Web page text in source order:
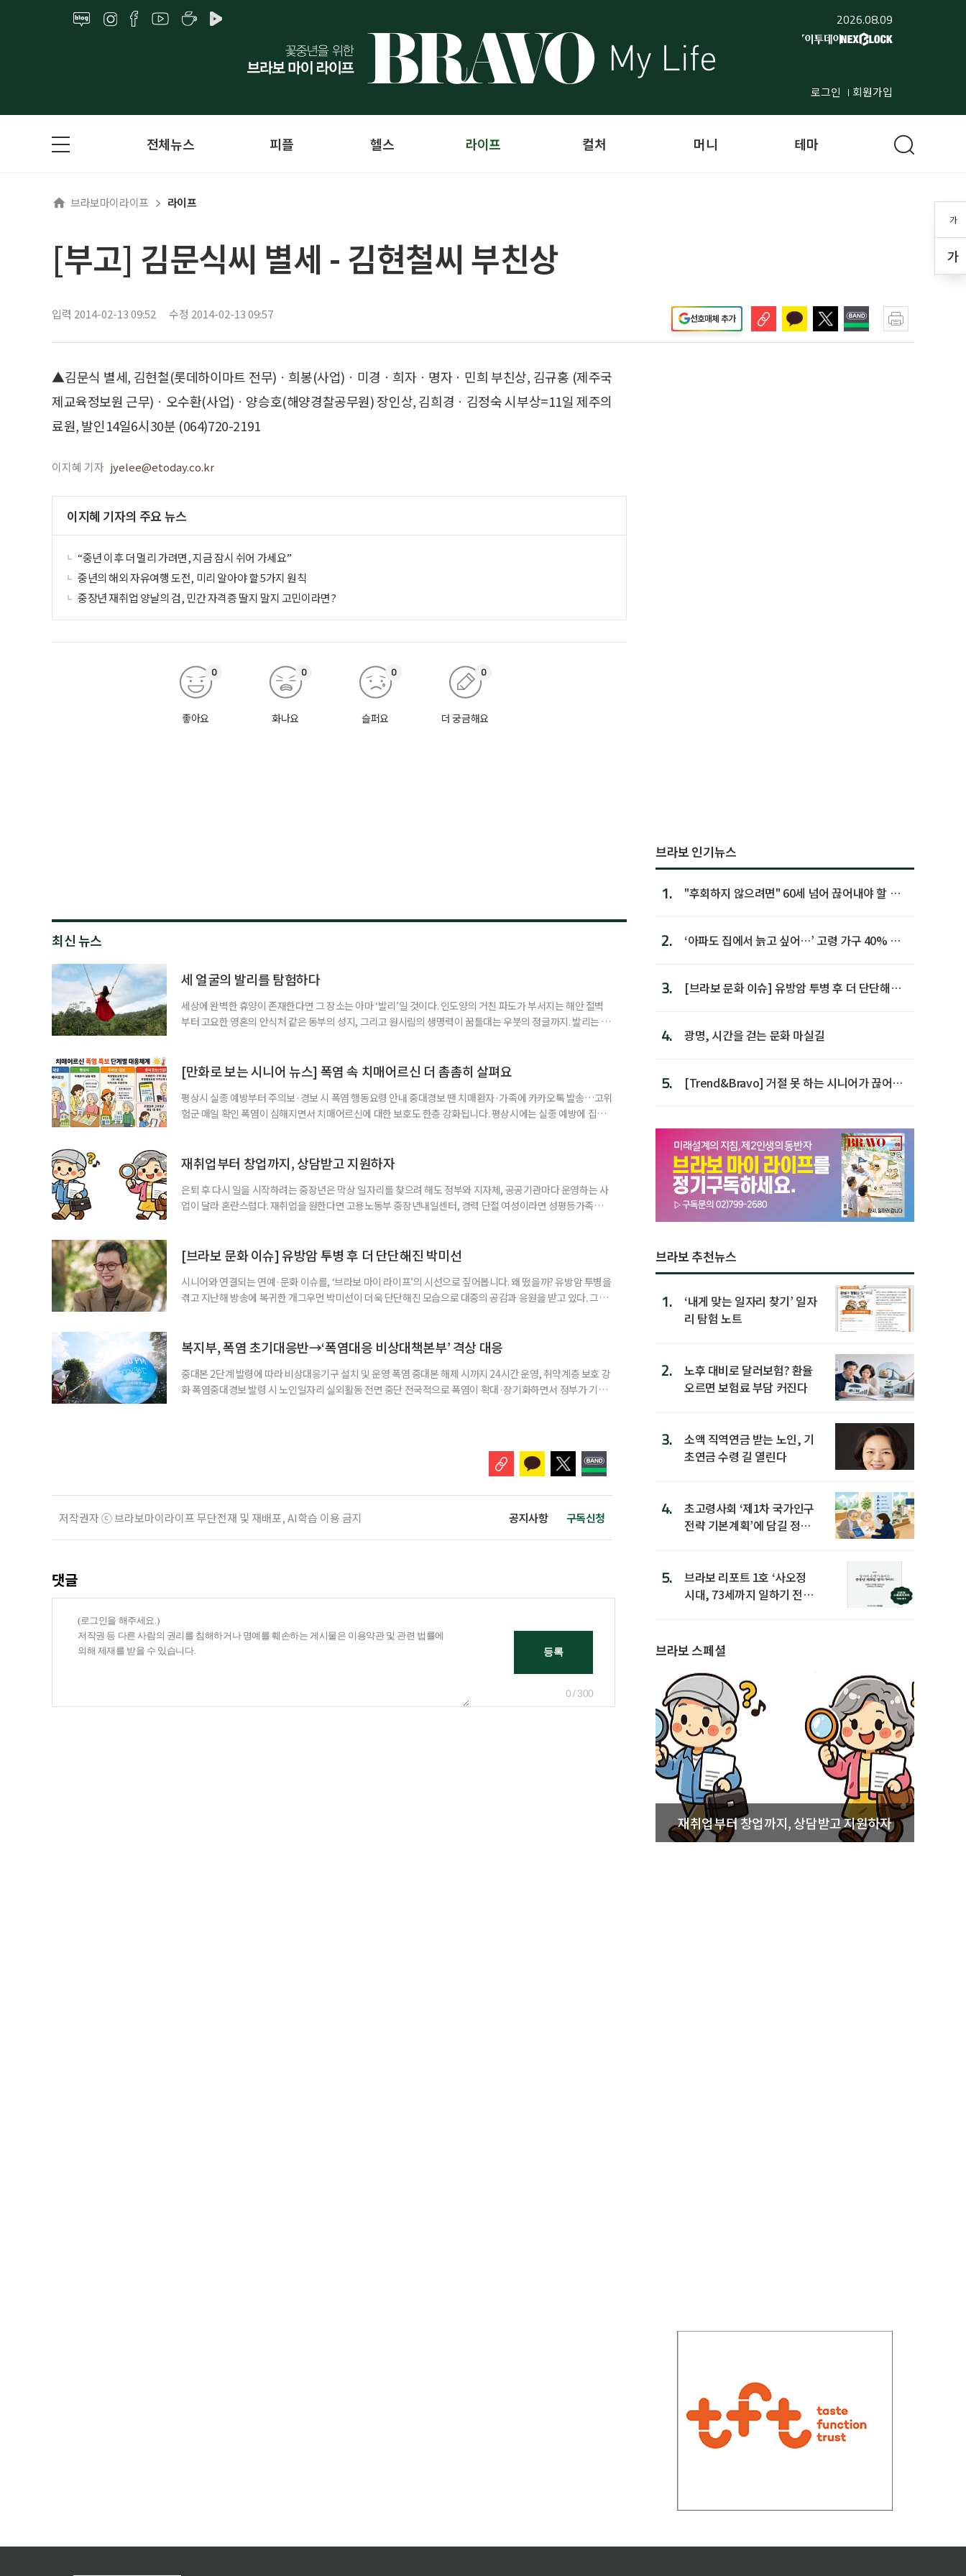
2026.08.09
로그인 회원가입
가
가
전체뉴스 피플 헬스 라이프 컬처 머니 테마
브라보마이라이프 라이프
[부고] 김문식씨 별세 - 김현철씨 부친상
입력 2014-02-13 09:52 수정 2014-02-13 09:57 선호매체 추가
▲김문식 별세, 김현철(롯데하이마트 전무)ㆍ희봉(사업)ㆍ미경ㆍ희자ㆍ명자ㆍ민희 부친상, 김규홍 (제주국
제교육정보원 근무)ㆍ오수환(사업)ㆍ양승호(해양경찰공무원) 장인상, 김희경ㆍ김정숙 시부상=11일 제주의
료원, 발인14일6시30분 (064)720-2191
이지혜 기자 jyelee@etoday.co.kr
이지혜 기자의 주요 뉴스
“중년 이후 더 멀리 가려면, 지금 잠시 쉬어 가세요”
중년의 해외 자유여행 도전, 미리 알아야 할 5가지 원칙
중장년 재취업 양날의 검, 민간 자격증 딸지 말지 고민이라면?
좋아요
0
화나요
0
슬퍼요
0
더 궁금해요
0
최신 뉴스
세 얼굴의 발리를 탐험하다
세상에 완벽한 휴양이 존재한다면 그 장소는 아마 ‘발리’일 것이다. 인도양의 거친 파도가 부서지는 해안 절벽
부터 고요한 영혼의 안식처 같은 동부의 성지, 그리고 원시림의 생명력이 꿈틀대는 우붓의 정글까지. 발리는 머
순한 휴양을 넘어 오감이 깨어나는 특별한 여정을 원한다면, 미지의 매력으로 가득 찬 발리의 세 가지 얼굴
[만화로 보는 시니어 뉴스] 폭염 속 치매어르신 더 촘촘히 살펴요
평상시 실종 예방부터 주의보·경보 시 폭염 행동요령 안내 중대경보 땐 치매환자·가족에 카카오톡 발송…고위
험군 매일 확인 폭염이 심해지면서 치매어르신에 대한 보호도 한층 강화됩니다. 평상시에는 실종 예방에 집중
매어르신은 인지기능 저하로 폭염 상황을 제대로 인식하거나 스스로 적절하게 대처하는 데 어려움을 겪을 수
재취업부터 창업까지, 상담받고 지원하자
은퇴 후 다시 일을 시작하려는 중장년은 막상 일자리를 찾으려 해도 정부와 지자체, 공공기관마다 운영하는 사
업이 달라 혼란스럽다. 재취업을 원한다면 고용노동부 중장년내일센터, 경력 단절 여성이라면 성평등가족부
준비부터 구직 수당까지 고용노동부 국민취업지원제도 구직활동이 쉽지 않은 사람을 위한 제도다. 개인별 취
업 지원 계획을 세
[브라보 문화 이슈] 유방암 투병 후 더 단단해진 박미선
시니어와 연결되는 연예·문화 이슈를, ‘브라보 마이 라이프’의 시선으로 짚어봅니다. 왜 떴을까? 유방암 투병을
겪고 지난해 방송에 복귀한 개그우먼 박미선이 더욱 단단해진 모습으로 대중의 공감과 응원을 받고 있다. 그러
까. 오랜 방송 생활 뒤 전해진 투병 소식 박미선은 재치 있는 말솜씨와 공감 능력으로
복지부, 폭염 초기대응반→‘폭염대응 비상대책본부’ 격상 대응
중대본 2단계 발령에 따라 비상대응기구 설치 및 운영 폭염 중대본 해제 시까지 24시간 운영, 취약계층 보호 강
화 폭염중대경보 발령 시 노인일자리 실외활동 전면 중단 전국적으로 폭염이 확대·장기화하면서 정부가 기존
저작권자 ⓒ 브라보마이라이프 무단전재 및 재배포, AI학습 이용 금지 공지사항 구독신청
댓글
0 / 300
브라보 인기뉴스
1.
"후회하지 않으려면" 60세 넘어 끊어내야 할 사
2.
‘아파도 집에서 늙고 싶어…’ 고령 가구 40% 노
3.
[브라보 문화 이슈] 유방암 투병 후 더 단단해진
4. 광명, 시간을 걷는 문화 마실길
5.
[Trend&Bravo] 거절 못 하는 시니어가 끊어야
브라보 추천뉴스
1.
‘내게 맞는 일자리 찾기’ 일자
리 탐험 노트
2.
노후 대비로 달러보험? 환율
오르면 보험료 부담 커진다
3.
소액 직역연금 받는 노인, 기
초연금 수령 길 열린다
4.
초고령사회 ‘제1차 국가인구
전략 기본계획’에 담길 정책
5.
브라보 리포트 1호 ‘사오정
시대, 73세까지 일하기 전략’
브라보 스페셜
재취업부터 창업까지, 상담받고 지원하자